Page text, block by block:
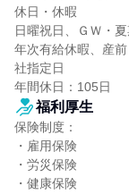
休日・休暇
日曜祝日、ＧＷ・
年次有給休暇、産
社指定日
年間休日：105日
福利厚生
保険制度：
・雇用保険
・労災保険
・健康保険